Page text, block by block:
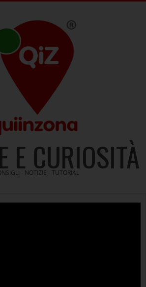
E CURIOSITÀ
- NOTIZIE - TUTORIAL